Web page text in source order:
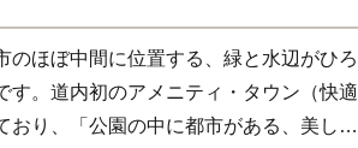
のほぼ中間に位置する、緑と水辺がひろ
す。道内初のアメニティ・タウン（快適
おり、「公園の中に都市がある、美しい